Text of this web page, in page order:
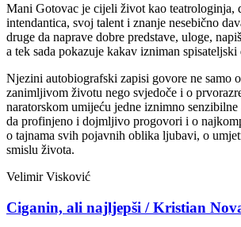
Mani Gotovac je cijeli život kao teatrologinja,
intendantica, svoj talent i znanje nesebično
druge da naprave dobre predstave, uloge,
a tek sada pokazuje kakav izniman spisateljski
Njezini autobiografski zapisi govore ne samo
zanimljivom životu nego svjedoče i o
naratorskom umijeću jedne iznimno senzibilne
da profinjeno i dojmljivo progovori i o
o tajnama svih pojavnih oblika ljubavi, o
smislu života.
Velimir Visković
Ciganin, ali najljepši / Kristian